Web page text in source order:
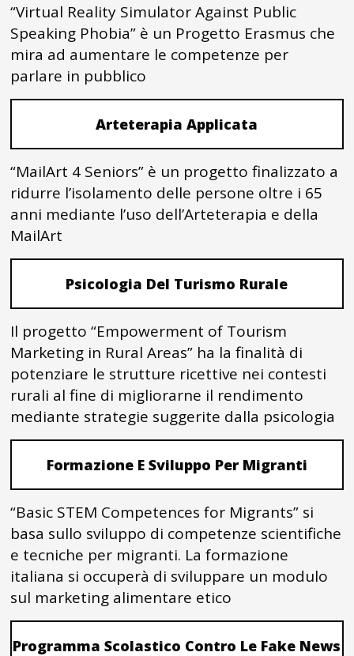
“Virtual Reality Simulator Against Public
Speaking Phobia” è un Progetto Erasmus che
mira ad aumentare le competenze per
parlare in pubblico
Arteterapia Applicata
“MailArt 4 Seniors” è un progetto finalizzato a
ridurre l’isolamento delle persone oltre i 65
anni mediante l’uso dell’Arteterapia e della
MailArt
Psicologia Del Turismo Rurale
Il progetto “Empowerment of Tourism
Marketing in Rural Areas” ha la finalità di
potenziare le strutture ricettive nei contesti
rurali al fine di migliorarne il rendimento
mediante strategie suggerite dalla psicologia
Formazione E Sviluppo Per Migranti
“Basic STEM Competences for Migrants” si
basa sullo sviluppo di competenze scientifiche
e tecniche per migranti. La formazione
italiana si occuperà di sviluppare un modulo
sul marketing alimentare etico
Programma Scolastico Contro Le Fake News